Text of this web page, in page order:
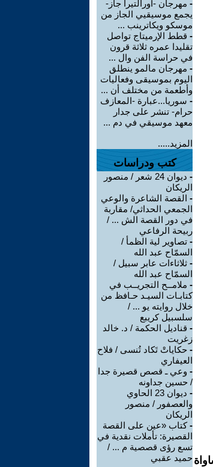
- مهرجان -أورالتيرا جاز-
يجمع موسيقيي الجاز من
موسكو ويكاترينب ...
- قطط الإرميتاج تواصل
تقليدا عمره ثلاثة قرون
في حراسة الفن وال ...
- مهرجان مالمو ينطلق
اليوم بموسيقى وفعاليات
وأطعمة من مختلف أن ...
- سوريا...عبارة -المعازف
حرام- تنشر على جدار
معهد موسيقي في دم ...
المزيد.....
كتب ودراسات
-
ديوان 24 شعر / منصور
الريكان
- القصة الشاعرة والوعي
الجمعي الحداثي/ مقاربة
في دور القصة الش ... /
ربيحة الرفاعي
- تصاوير لية الظمأ /
السمّاح عبد الله
- ثلاثاءات عابر سبيل /
السمّاح عبد الله
- ملامــح التجريــب في
كتابـات السيـد حـافظ من
خلال روايته يو ... /
سلسبيل كريبع
- قناديل الحكمة / د. خالد
زغريت
- حكاياتْ تَكاد تُنسى / فلاح
العيفاري
- وعي ـ قصص قصيرة جدا
/ حسين جداونه
-
ديوان 23 الحاوي
والعصفور / منصور
الريكان
-كتاب «عين على القصة
القصيرة: تأملات نقدية في
تسع رؤى قصصية م ... /
حميد عقبي